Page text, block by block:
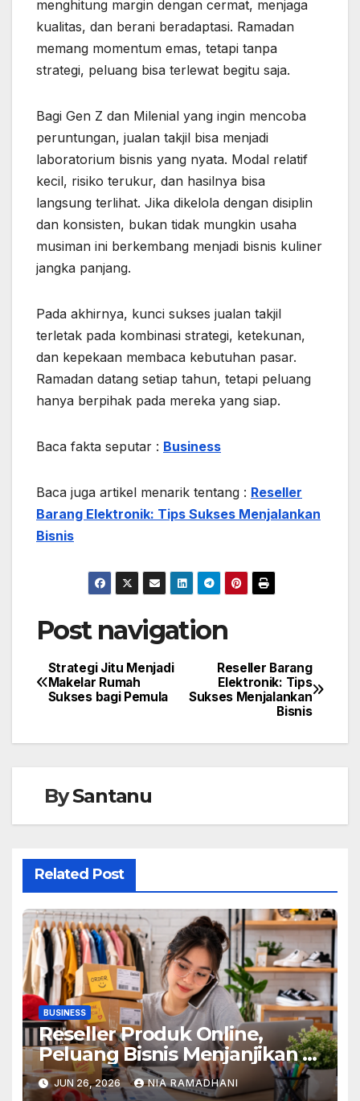
menghitung margin dengan cermat, menjaga
kualitas, dan berani beradaptasi. Ramadan
memang momentum emas, tetapi tanpa
strategi, peluang bisa terlewat begitu saja.
Bagi Gen Z dan Milenial yang ingin mencoba
peruntungan, jualan takjil bisa menjadi
laboratorium bisnis yang nyata. Modal relatif
kecil, risiko terukur, dan hasilnya bisa
langsung terlihat. Jika dikelola dengan disiplin
dan konsisten, bukan tidak mungkin usaha
musiman ini berkembang menjadi bisnis kuliner
jangka panjang.
Pada akhirnya, kunci sukses jualan takjil
terletak pada kombinasi strategi, ketekunan,
dan kepekaan membaca kebutuhan pasar.
Ramadan datang setiap tahun, tetapi peluang
hanya berpihak pada mereka yang siap.
Baca fakta seputar : Business
Baca juga artikel menarik tentang : Reseller
Barang Elektronik: Tips Sukses Menjalankan
Bisnis
Post navigation
Reseller Barang
Elektronik: Tips
Sukses Menjalankan
Bisnis
Strategi Jitu Menjadi
Makelar Rumah
Sukses bagi Pemula
BySantanu
Related Post
BUSINESS
Reseller Produk Online,
Peluang Bisnis Menjanjikan di
Era Digital
JUN 26, 2026 NIA RAMADHANI